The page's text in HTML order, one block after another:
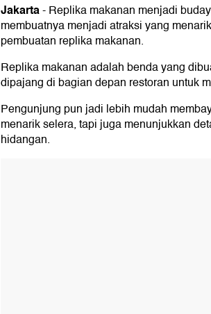
Jakarta-Replika makanan menjadi
membuatnya menjadi atraksi yang
pembuatan replika makanan.
Replika makanan adalah benda yang
dipajang di bagian depan restoran untuk
Pengunjung pun jadi lebih mudah
menarik selera, tapi juga menunjukkan
hidangan.